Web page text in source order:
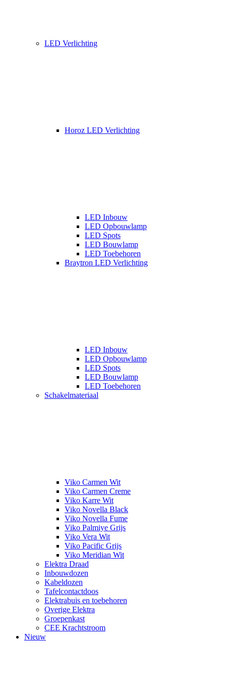
LED Verlichting
Horoz LED Verlichting
LED Inbouw
LED Opbouwlamp
LED Spots
LED Bouwlamp
LED Toebehoren
Braytron LED Verlichting
LED Inbouw
LED Opbouwlamp
LED Spots
LED Bouwlamp
LED Toebehoren
Schakelmateriaal
Viko Carmen Wit
Viko Carmen Creme
Viko Karre Wit
Viko Novella Black
Viko Novella Fume
Viko Palmiye Grijs
Viko Vera Wit
Viko Pacific Grijs
Viko Meridian Wit
Elektra Draad
Inbouwdozen
Kabeldozen
Tafelcontactdoos
Elektrabuis en toebehoren
Overige Elektra
Groepenkast
CEE Krachtstroom
Nieuw